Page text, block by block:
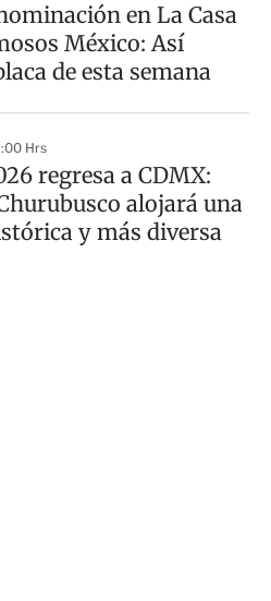
en La Casa
México: Así
de esta semana
Hrs
regresa a CDMX:
alojará una
y más diversa